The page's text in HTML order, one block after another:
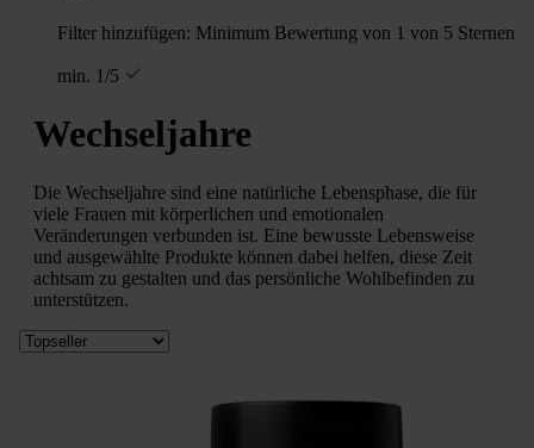
Filter hinzufügen: Minimum Bewertung von 1 von 5 Sternen
min. 1/5
Wechseljahre
Die Wechseljahre sind eine natürliche Lebensphase, die für
viele Frauen mit körperlichen und emotionalen
Veränderungen verbunden ist. Eine bewusste Lebensweise
und ausgewählte Produkte können dabei helfen, diese Zeit
achtsam zu gestalten und das persönliche Wohlbefinden zu
unterstützen.